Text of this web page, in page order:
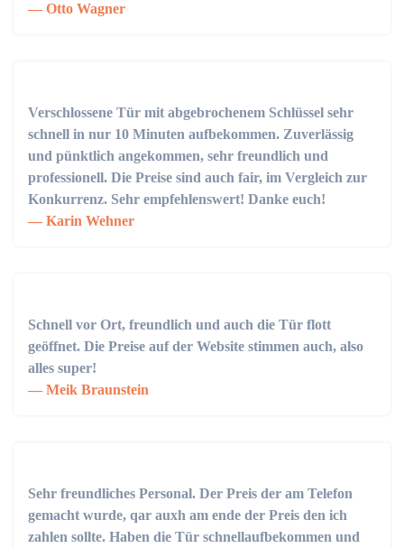
Otto Wagner
Verschlossene Tür mit abgebrochenem Schlüssel sehr
schnell in nur 10 Minuten aufbekommen. Zuverlässig
und pünktlich angekommen, sehr freundlich und
professionell. Die Preise sind auch fair, im Vergleich zur
Konkurrenz. Sehr empfehlenswert! Danke euch!
Karin Wehner
Schnell vor Ort, freundlich und auch die Tür flott
geöffnet. Die Preise auf der Website stimmen auch, also
alles super!
Meik Braunstein
Sehr freundliches Personal. Der Preis der am Telefon
gemacht wurde, qar auxh am ende der Preis den ich
zahlen sollte. Haben die Tür schnellaufbekommen und